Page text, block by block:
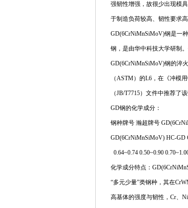
强韧性增强，故很少出现模
于制造负荷较高、韧性要求
GD(6CrNiMnSiMoV)钢是一
钢，是由华中科技大学研制
GD(6CrNiMnSiMoV)钢的淬
（ASTM）的L6，在《冲模
（JB/T7715）文件中推荐了该
GD钢的化学成分：
钢种牌号 瀚超牌号
GD(6CrNiMnSiMoV) HC-GD
0.64~0.74 0.50~0.90
化学成分特点：
“多元少量”类钢种，其在
高基体的强度与韧性，Cr、